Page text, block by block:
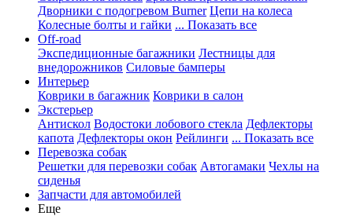
Дворники с подогревом Burner Цепи на колеса
Колесные болты и гайки ... Показать все
Off-road
Экспедиционные багажники Лестницы для
внедорожников Силовые бамперы
Интерьер
Коврики в багажник Коврики в салон
Экстерьер
Антискол Водостоки лобового стекла Дефлекторы
капота Дефлекторы окон Рейлинги ... Показать все
Перевозка собак
Решетки для перевозки собак Автогамаки Чехлы на
сиденья
Запчасти для автомобилей
Еще